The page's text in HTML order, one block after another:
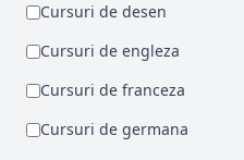
Cursuri de desen
Cursuri de engleza
Cursuri de franceza
Cursuri de germana